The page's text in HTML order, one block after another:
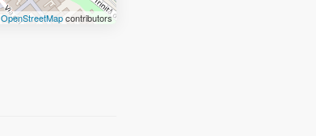
OpenStreetMapcontributors